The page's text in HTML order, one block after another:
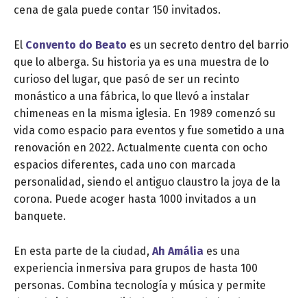
cena de gala puede contar 150 invitados.
El Convento do Beato es un secreto dentro del barrio
que lo alberga. Su historia ya es una muestra de lo
curioso del lugar, que pasó de ser un recinto
monástico a una fábrica, lo que llevó a instalar
chimeneas en la misma iglesia. En 1989 comenzó su
vida como espacio para eventos y fue sometido a una
renovación en 2022. Actualmente cuenta con ocho
espacios diferentes, cada uno con marcada
personalidad, siendo el antiguo claustro la joya de la
corona. Puede acoger hasta 1000 invitados a un
banquete.
En esta parte de la ciudad, Ah Amália es una
experiencia inmersiva para grupos de hasta 100
personas. Combina tecnología y música y permite